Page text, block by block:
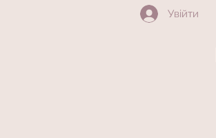
Увійти